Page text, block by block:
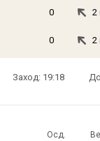
0 2
0 2
Заход: 19:18
Осд.